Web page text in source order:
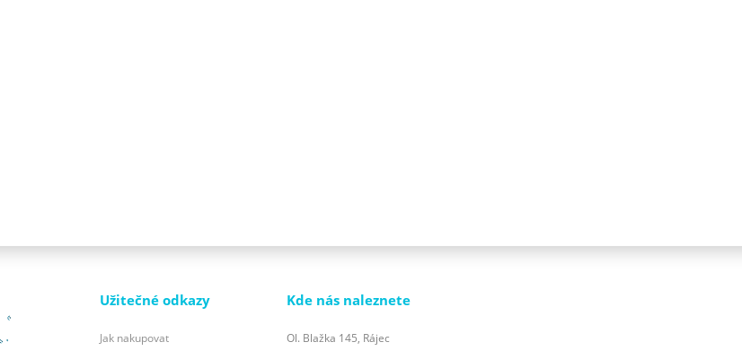
Užitečné odkazy
Jak nakupovat
Kde nás naleznete
Ol. Blažka 145, Rájec